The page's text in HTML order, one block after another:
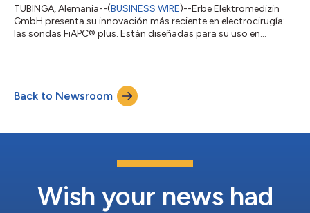
TUBINGA, Alemania--(BUSINESS WIRE)--Erbe Elektromedizin
GmbH presenta su innovación más reciente en electrocirugía:
las sondas FiAPC® plus. Están diseñadas para su uso en
mejorar el control, la eficiencia del flujo de trabajo y la
confiabilidad procedimental. Diseñadas para que el control
esté en manos del médico Con las sond...
Back to Newsroom
Wish your news had